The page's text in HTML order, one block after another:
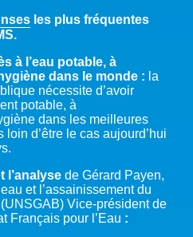
les plus fréquentes
à l’eau potable, à
dans le monde : la
nécessite d’avoir
potable, à
dans les meilleures
d’être le cas aujourd’hui
l’analyse de Gérard Payen,
et l’assainissement du
Vice-président de
Français pour l’Eau :